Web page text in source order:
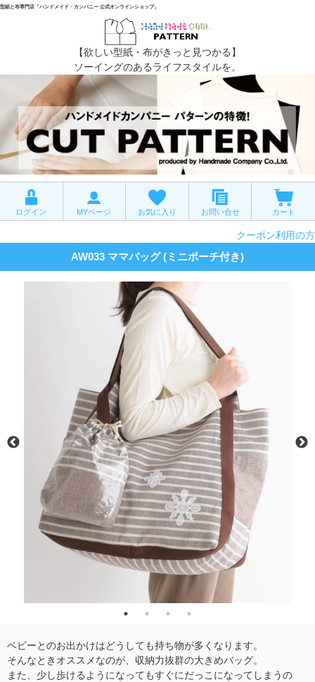
型紙と布専門店「ハンドメイド・カンパニー 公式オンラインショップ」
【欲しい型紙・布がきっと見つかる】
ソーイングのあるライフスタイルを。
ログイン MYページ お気に入り お問い合せ カート
クーポン利用の方
AW033 ママバッグ (ミニポーチ付き)
ベビーとのお出かけはどうしても持ち物が多くなります。
そんなときオススメなのが、収納力抜群の大きめバッグ。
また、少し歩けるようになってもすぐにだっこになってしまうの